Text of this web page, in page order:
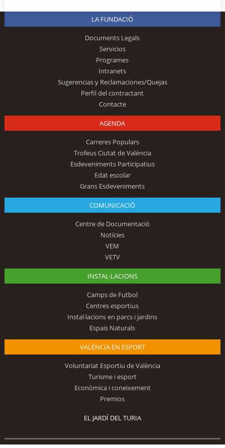
LA FUNDACIÓ
Documents Legals
Servicios
Programes
Intranets
Sugerencias y Reclamaciones/Quejas
Perfil del contractant
Contacte
AGENDA
Carreres Populars
Trofeus Ciutat de València
Esdeveniments Participatius
Edat escolar
Grans Esdeveniments
COMUNICACIÓ
Centre de Documentació
Notícies
VEM
VETV
INSTAL·LACIONS
Camps de Futbol
Centres esportius
Instal·lacions en parcs i jardins
Espais Naturals
VALÈNCIA EN ESPORT
Voluntariat Esportiu de València
Turisme i esport
Econòmica i coneixement
Premios
EL JARDÍ DEL TURIA